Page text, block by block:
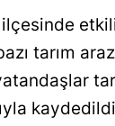
ilçesinde
tarım